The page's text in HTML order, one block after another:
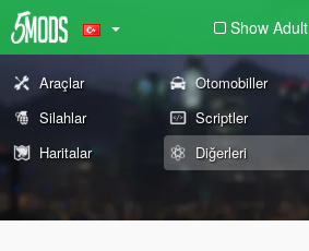
Show Adult
Araçlar Otomobiller
Silahlar
Scriptler
Haritalar
Diğerleri